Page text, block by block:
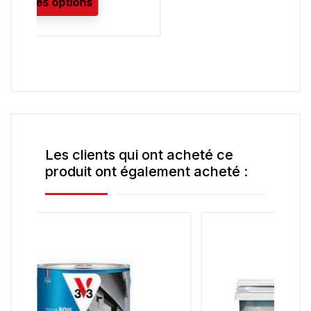
Les clients qui ont acheté ce
produit ont également acheté :